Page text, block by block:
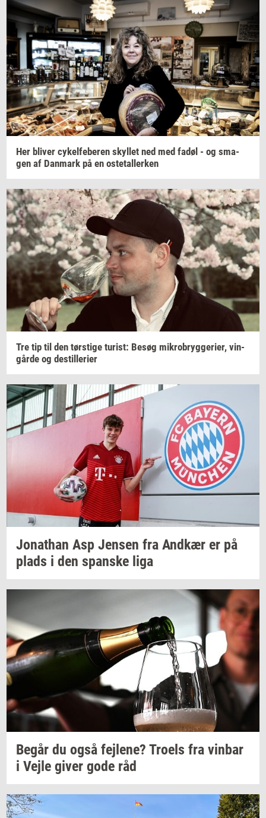
Her bli­ver cy­kel­fe­be­ren skyl­let ned med fadøl - og sma­
gen af Dan­mark på en oste­tal­ler­ken
Tre tip til den tørsti­ge turist: Besøg mi­kro­bryg­ge­ri­er, vin­
går­de og destil­le­ri­er
Jo­nat­han Asp Jen­sen fra And­kær er på
plads i den span­ske liga
Begår du også fejl­e­ne? Tro­els fra vin­bar
i Vejle giver gode råd